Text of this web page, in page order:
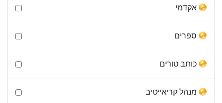
אקדמי
ספרים
כותב טורים
מנהל קריאייטיב